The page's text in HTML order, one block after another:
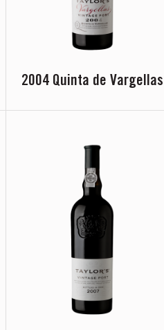
2004 Quinta de Vargellas